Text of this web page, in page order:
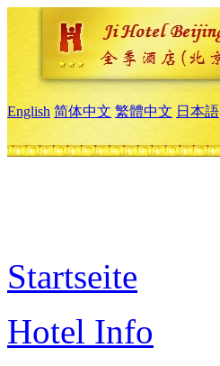
English 简体中文 繁體中文 日本語
Startseite
Hotel Info